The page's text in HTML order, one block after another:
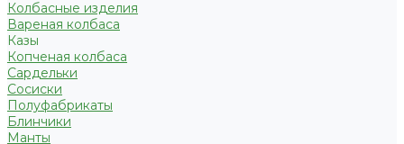
Колбасные изделия
Вареная колбаса
Казы
Копченая колбаса
Сардельки
Сосиски
Полуфабрикаты
Блинчики
Манты